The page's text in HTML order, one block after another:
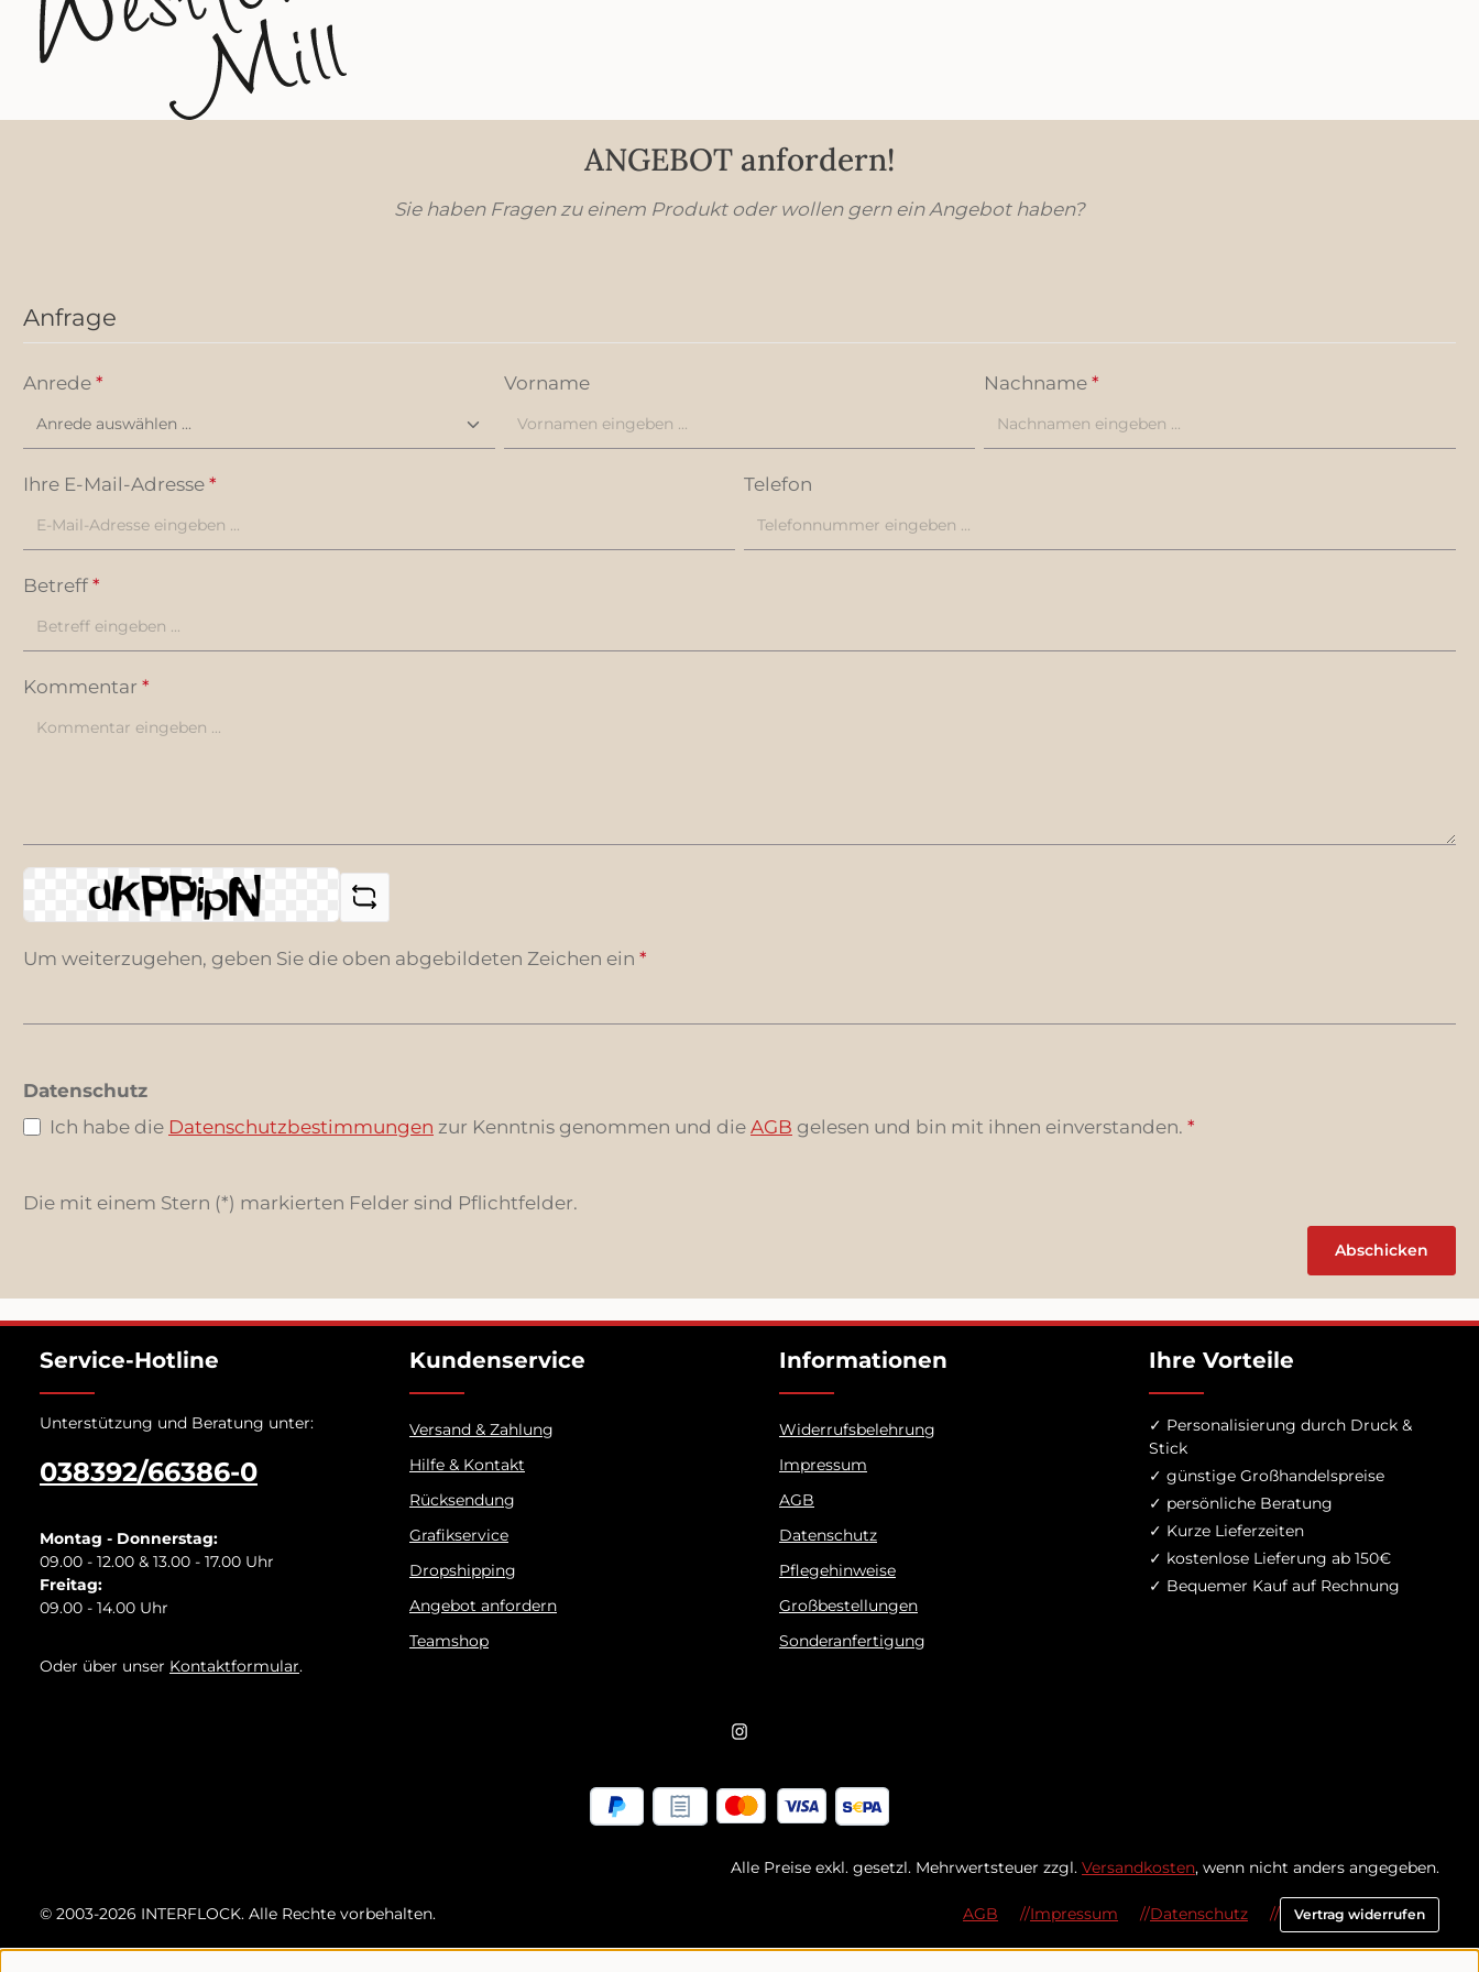
über der Schulter getragen werden
können. Mit einer Länge, die optimalen
Tragekomfort bietet, ist die Marina Bag
ideal für den täglichen Gebrauch oder
als stilvolle Deko für Ihre Ausflüge. Die
Lieferung erfolgt ohne Inhalt, sodass Sie
ANGEBOT anfordern!
Sie haben Fragen zu einem Produkt oder wollen gern ein Angebot haben?
Anfrage
Anrede * Vorname Nachname*
Ihre E-Mail-Adresse * Telefon
Betreff *
Kommentar *
Um weiterzugehen, geben Sie die oben abgebildeten Zeichen ein *
Datenschutz
Ich habe die Datenschutzbestimmungen zur Kenntnis genommen und die AGB gelesen und bin mit ihnen einverstanden. *
Die mit einem Stern (*) markierten Felder sind Pflichtfelder.
Abschicken
Service-Hotline
Unterstützung und Beratung unter:
038392/66386-0
Montag - Donnerstag:
09.00 - 12.00 & 13.00 - 17.00 Uhr
Freitag:
09.00 - 14.00 Uhr
Oder über unser Kontaktformular.
Kundenservice
Versand & Zahlung
Hilfe & Kontakt
Rücksendung
Grafikservice
Dropshipping
Angebot anfordern
Teamshop
Informationen
Widerrufsbelehrung
Impressum
AGB
Datenschutz
Pflegehinweise
Großbestellungen
Sonderanfertigung
Ihre Vorteile
✓ Personalisierung durch Druck &
Stick
✓ günstige Großhandelspreise
✓ persönliche Beratung
✓ Kurze Lieferzeiten
✓ kostenlose Lieferung ab 150€
✓ Bequemer Kauf auf Rechnung
Alle Preise exkl. gesetzl. Mehrwertsteuer zzgl. Versandkosten, wenn nicht anders angegeben.
© 2003-2026 INTERFLOCK. Alle Rechte vorbehalten. AGB Impressum Datenschutz Vertrag widerrufen